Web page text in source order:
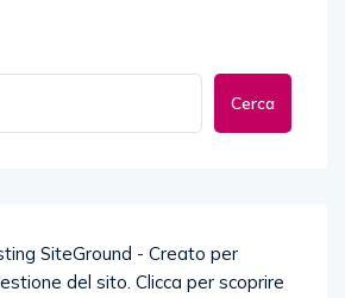
Cerca